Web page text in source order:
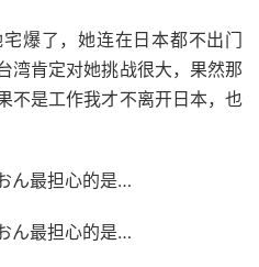
爆了，她连在日本都不出门
湾肯定对她挑战很大，果然那
不是工作我才不离开日本，也